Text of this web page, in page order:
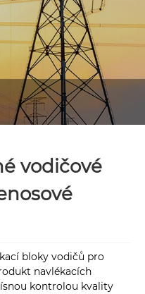
vodičové
bloky vodičů pro
navlékacích
kontrolou kvality